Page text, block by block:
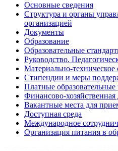
Основные сведения
Структура и органы
организацией
Документы
Образование
Образовательные
Руководство.
Материально-техническое
Стипендии и меры
Платные образовательные
Финансово-хозяйственная
Вакантные места для
Доступная среда
Международное
Организация питания в